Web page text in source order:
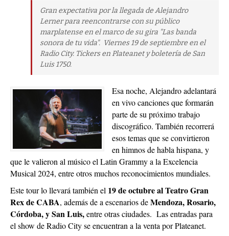
Gran expectativa por la llegada de Alejandro
Lerner para reencontrarse con su público
marplatense en el marco de su gira "Las banda
sonora de tu vida". Viernes 19 de septiembre en el
Radio City. Tickers en Plateanet y boletería de San
Luis 1750.
Esa noche, Alejandro adelantará
en vivo canciones que formarán
parte de su próximo trabajo
discográfico. También recorrerá
esos temas que se convirtieron
en himnos de habla hispana, y
que le valieron al músico el Latin Grammy a la Excelencia
Musical 2024, entre otros muchos reconocimientos mundiales.
Este tour lo llevará también el 19 de octubre al Teatro Gran
Rex de CABA, además de a escenarios deMendoza, Rosario,
Córdoba, y San Luis,entre otras ciudades. Las entradas para
el show de Radio City se encuentran a la venta por Plateanet.